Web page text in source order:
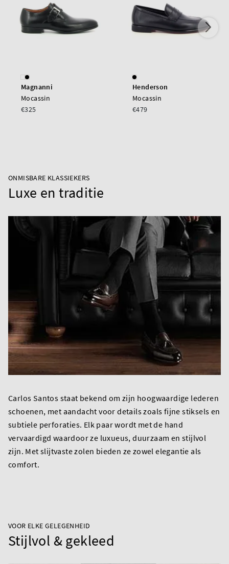
Magnanni
Mocassin
€325
Henderson
Mocassin
€479
ONMISBARE KLASSIEKERS
Luxe en traditie
Carlos Santos staat bekend om zijn hoogwaardige lederen
schoenen, met aandacht voor details zoals fijne stiksels en
subtiele perforaties. Elk paar wordt met de hand
vervaardigd waardoor ze luxueus, duurzaam en stijlvol
zijn. Met slijtvaste zolen bieden ze zowel elegantie als
comfort.
VOOR ELKE GELEGENHEID
Stijlvol & gekleed